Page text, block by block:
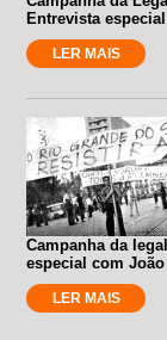
Entrevista
LER MAIS
Campanha da
especial com
LER MAIS